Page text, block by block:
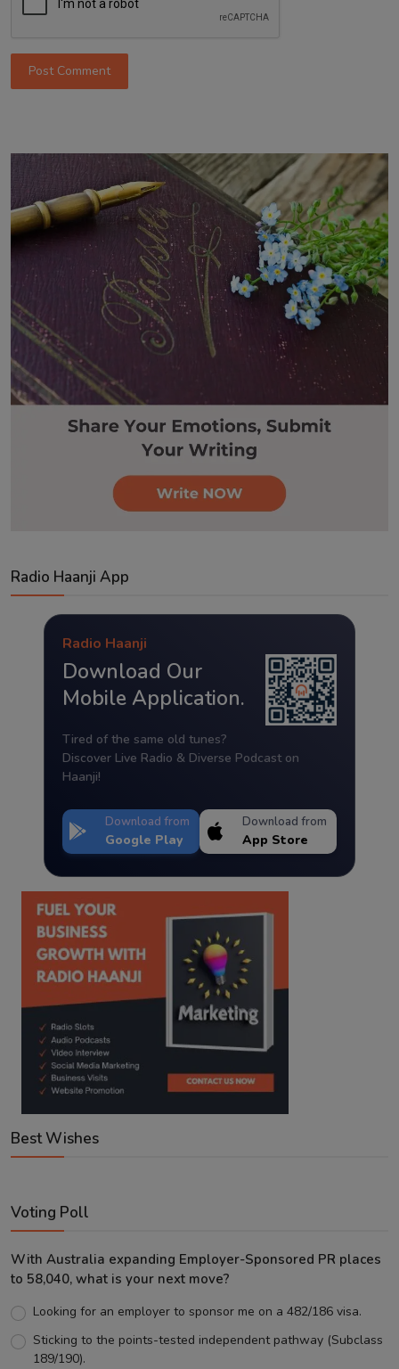
Post Comment
Radio Haanji App
Radio Haanji
Download Our
Mobile Application.
Tired of the same old tunes?
Discover Live Radio & Diverse Podcast on
Haanji!
Download from
Google Play
Download from
App Store
Best Wishes
Voting Poll
With Australia expanding Employer-Sponsored PR places
to 58,040, what is your next move?
Looking for an employer to sponsor me on a 482/186 visa.
Sticking to the points-tested independent pathway (Subclass
189/190).